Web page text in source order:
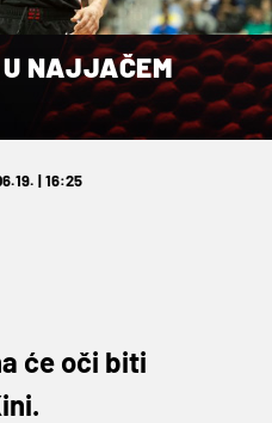
NAJJAČEM
| 16:25
će oči biti